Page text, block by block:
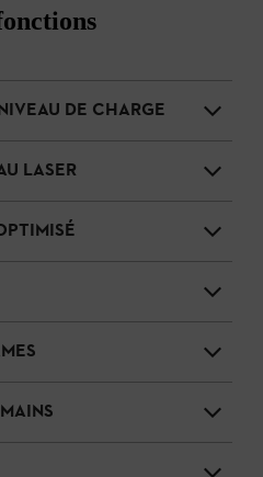
DE CHARGE
LASER